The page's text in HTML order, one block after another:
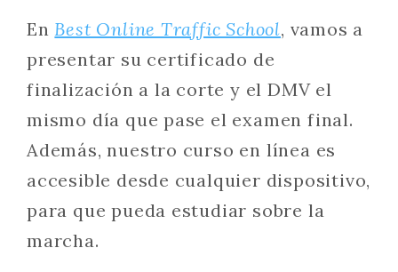
En Best Online Traffic School, vamos a
presentar su certificado de
finalización a la corte y el DMV el
mismo día que pase el examen final.
Además, nuestro curso en línea es
accesible desde cualquier dispositivo,
para que pueda estudiar sobre la
marcha.